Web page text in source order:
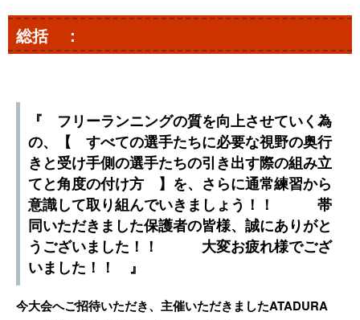
総括 ：
『 フリーランニングの質を向上させていく為
の、【 すべての選手たちに必要な視野の奥行
きと受け手側の選手たちの引き出す際の組み立
てと角度の付け方 】を、さらに通常練習から
意識して取り組んでいきましょう！！ 帯
同いただきました保護者の皆様、誠にありがと
うございました！！ 大変お疲れ様でござ
いました！！ 』
今大会へご招待いただき、主催いただきましたATADURA